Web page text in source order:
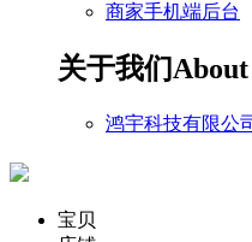
商家手机端后台
关于我们About
鸿宇科技有限公
宝贝